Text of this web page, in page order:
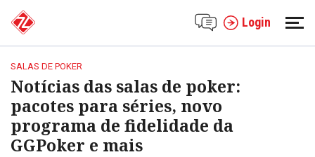
Login
SALAS DE POKER
Notícias das salas de poker:
pacotes para séries, novo
programa de fidelidade da
GGPoker e mais